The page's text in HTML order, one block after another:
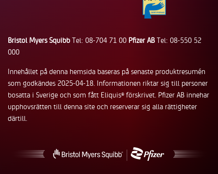
Bristol Myers SquibbTel: 08-704 71 00 Pfizer ABTel: 08-550 52
000
Innehållet på denna hemsida baseras på senaste produktresumén
som godkändes 2025-04-18. Informationen riktar sig till personer
bosatta i Sverige och som fått Eliquis® förskrivet. Pfizer AB innehar
upphovsrätten till denna site och reserverar sig alla rättigheter
därtill.